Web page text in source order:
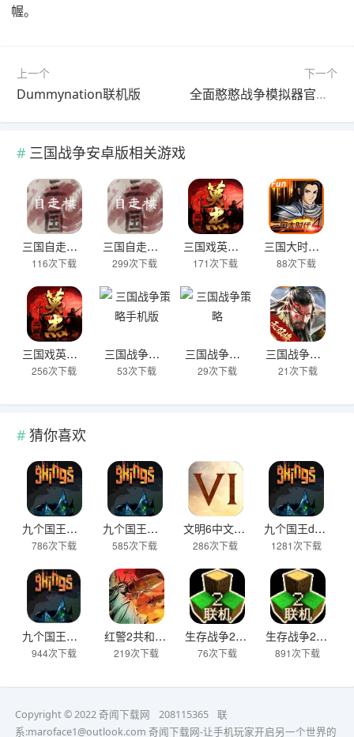
幄。
上一个
Dummynation联机版
下一个
全面憨憨战争模拟器官方安卓版
三国战争安卓版相关游戏
三国自走棋手机版
116次下载
三国自走棋火山哥哥
299次下载
三国戏英杰传官服
171次下载
三国大时代4正版
88次下载
三国戏英杰传官方版
256次下载
三国战争策略手机版
53次下载
三国战争策略
29次下载
三国战争安卓版
21次下载
猜你喜欢
九个国王官方版
786次下载
九个国王最新版
585次下载
文明6中文汉化版
286次下载
九个国王demo
1281次下载
九个国王完整版
944次下载
红警2共和国之辉手机版下载官网
219次下载
生存战争2.4最新版本更新四季下载
76次下载
生存战争2.4四季版本下载
891次下载
Copyright © 2022 奇闻下载网 208115365
联
系:maroface1@outlook.com 奇闻下载网-让手机玩家开启另一个世界的